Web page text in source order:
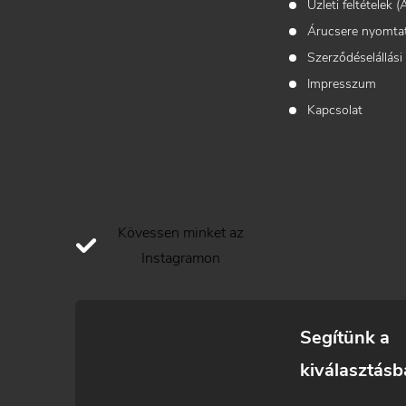
Kövessen minket az
Instagramon
Üzleti feltételek
Árucsere
Impresszum
Kapcsolat